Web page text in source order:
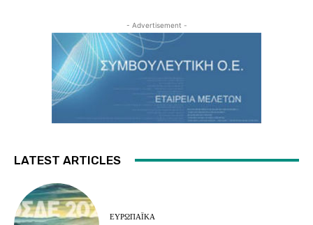
- Advertisement -
LATEST ARTICLES
ΕΥΡΩΠΑΪΚΆ